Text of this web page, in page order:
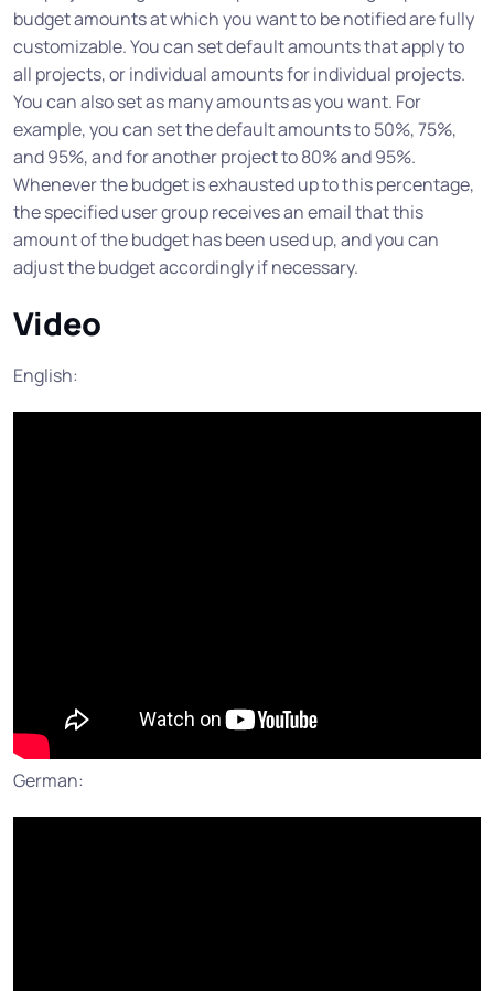
budget amounts at which you want to be notified are fully
customizable. You can set default amounts that apply to
all projects, or individual amounts for individual projects.
You can also set as many amounts as you want. For
example, you can set the default amounts to 50%, 75%,
and 95%, and for another project to 80% and 95%.
Whenever the budget is exhausted up to this percentage,
the specified user group receives an email that this
amount of the budget has been used up, and you can
adjust the budget accordingly if necessary.
Video
English:
German: